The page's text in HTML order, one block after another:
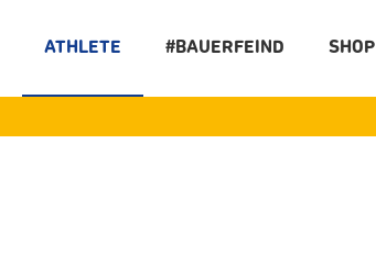
ATHLETE #BAUERFEIND SHOP